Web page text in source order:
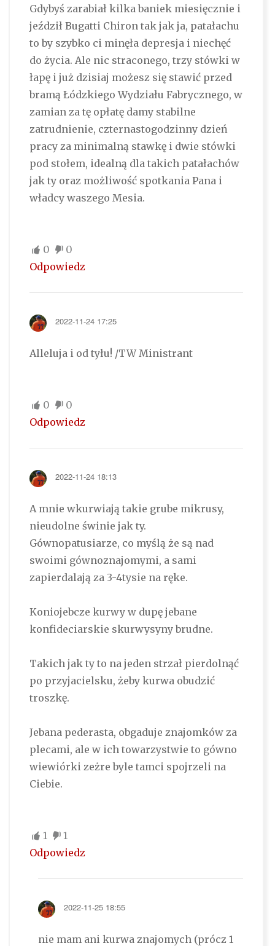
Gdybyś zarabiał kilka baniek miesięcznie i
jeździł Bugatti Chiron tak jak ja, patałachu
to by szybko ci minęła depresja i niechęć
do życia. Ale nic straconego, trzy stówki w
łapę i już dzisiaj możesz się stawić przed
bramą Łódzkiego Wydziału Fabrycznego, w
zamian za tę opłatę damy stabilne
zatrudnienie, czternastogodzinny dzień
pracy za minimalną stawkę i dwie stówki
pod stołem, idealną dla takich patałachów
jak ty oraz możliwość spotkania Pana i
władcy waszego Mesia.
0
0
Odpowiedz
2022-11-24 17:25
Alleluja i od tyłu! /TW Ministrant
0
0
Odpowiedz
2022-11-24 18:13
A mnie wkurwiają takie grube mikrusy,
nieudolne świnie jak ty.
Gównopatusiarze, co myślą że są nad
swoimi gównoznajomymi, a sami
zapierdalają za 3-4tysie na ręke.
Koniojebcze kurwy w dupę jebane
konfideciarskie skurwysyny brudne.
Takich jak ty to na jeden strzał pierdolnąć
po przyjacielsku, żeby kurwa obudzić
troszkę.
Jebana pederasta, obgaduje znajomków za
plecami, ale w ich towarzystwie to gówno
wiewiórki zeżre byle tamci spojrzeli na
Ciebie.
1
1
Odpowiedz
2022-11-25 18:55
nie mam ani kurwa znajomych (prócz 1